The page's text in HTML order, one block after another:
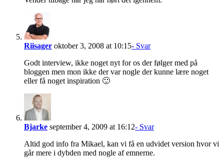
Riisager oktober 3, 2008 at 10:15- Svar
Godt interview, ikke noget nyt for os der følger med på
bloggen men mon ikke der var nogle der kunne lære noget
eller få noget inspiration 🙂
Bjarke september 4, 2009 at 16:12- Svar
Altid god info fra Mikael, kan vi få en udvidet version hvor vi
går mere i dybden med nogle af emnerne.